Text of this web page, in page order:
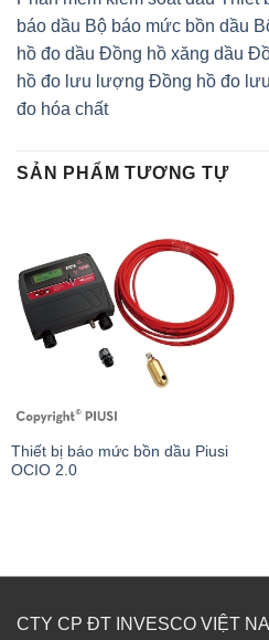
báo dầu Bộ báo mức bồn dầu
hồ đo dầu Đồng hồ xăng dầu
hồ đo lưu lượng Đồng hồ đo
đo hóa chất
SẢN PHẨM TƯƠNG TỰ
Thiết bị báo mức bồn dầu Piusi
OCIO 2.0
CTY CP ĐT INVESCO VIỆT